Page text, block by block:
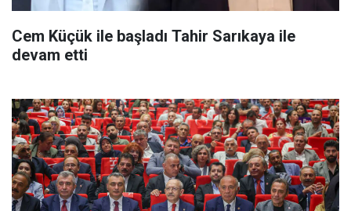
Cem Küçük ile başladı Tahir Sarıkaya ile
devam etti